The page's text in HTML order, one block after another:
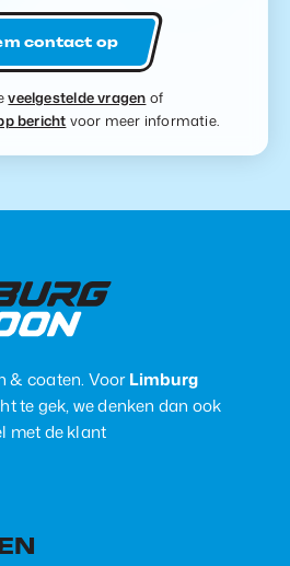
contact op
veelgestelde vragen of
bericht voor meer informatie.
& coaten. VoorLimburg
te gek, we denken dan ook
met de klant